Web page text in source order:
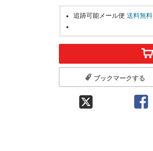
追跡可能メール便送料無料
ブックマークする